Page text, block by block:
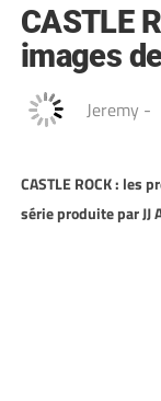
CASTLE
images
Jeremy -
CASTLE ROCK : les
série produite par JJ